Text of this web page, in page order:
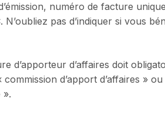
numéro de facture
pas d’indiquer si vous
d’apporteur d’affaires doit
d’apport d’affaires »
».